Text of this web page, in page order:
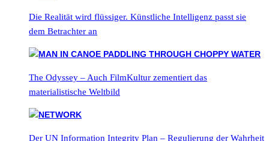
Die Realität wird flüssiger. Künstliche Intelligenz passt sie
dem Betrachter an
The Odyssey – Auch FilmKultur zementiert das
materialistische Weltbild
Der UN Information Integrity Plan – Regulierung der Wahrheit